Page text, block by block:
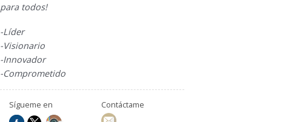
para todos!
-Líder
-Visionario
-Innovador
-Comprometido
Sígueme en Contáctame